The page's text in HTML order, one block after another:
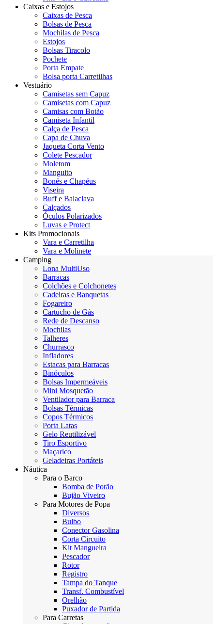
Caixas e Estojos
Caixas de Pesca
Bolsas de Pesca
Mochilas de Pesca
Estojos
Bolsas Tiracolo
Pochete
Porta Empate
Bolsa porta Carretilhas
Vestuário
Camisetas sem Capuz
Camisetas com Capuz
Camisas com Botão
Camiseta Infantil
Calça de Pesca
Capa de Chuva
Jaqueta Corta Vento
Colete Pescador
Moletom
Manguito
Bonés e Chapéus
Viseira
Buff e Balaclava
Calçados
Óculos Polarizados
Luvas e Protect
Kits Promocionais
Vara e Carretilha
Vara e Molinete
Camping
Lona MultiUso
Barracas
Colchões e Colchonetes
Cadeiras e Banquetas
Fogareiro
Cartucho de Gás
Rede de Descanso
Mochilas
Talheres
Churrasco
Infladores
Estacas para Barracas
Binóculos
Bolsas Impermeáveis
Mini Mosquetão
Ventilador para Barraca
Bolsas Térmicas
Copos Térmicos
Porta Latas
Gelo Reutilizável
Tiro Esportivo
Maçarico
Geladeiras Portáteis
Náutica
Para o Barco
Bomba de Porão
Bujão Viveiro
Para Motores de Popa
Diversos
Bulbo
Conector Gasolina
Corta Circuito
Kit Mangueira
Pescador
Rotor
Registro
Tampa do Tanque
Transf. Combustível
Orelhão
Puxador de Partida
Para Carretas